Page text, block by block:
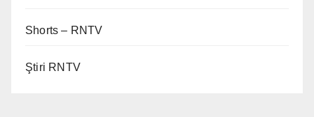
Shorts – RNTV
Ştiri RNTV